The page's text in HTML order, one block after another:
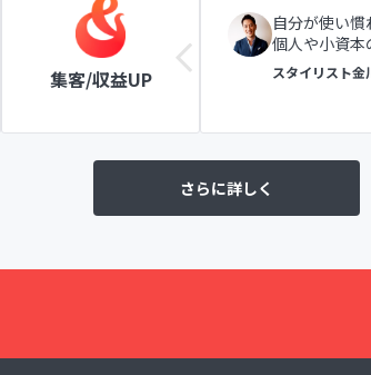
集客/収益UP
の表示で初めての方
自分が使い慣
個人や小資本
スタイリスト金
さらに詳しく